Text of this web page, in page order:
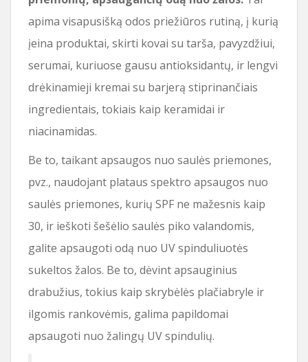
apima visapusišką odos priežiūros rutiną, į kurią
įeina produktai, skirti kovai su tarša, pavyzdžiui,
serumai, kuriuose gausu antioksidantų, ir lengvi
drėkinamieji kremai su barjerą stiprinančiais
ingredientais, tokiais kaip keramidai ir
niacinamidas.
Be to, taikant apsaugos nuo saulės priemones,
pvz., naudojant plataus spektro apsaugos nuo
saulės priemones, kurių SPF ne mažesnis kaip
30, ir ieškoti šešėlio saulės piko valandomis,
galite apsaugoti odą nuo UV spinduliuotės
sukeltos žalos. Be to, dėvint apsauginius
drabužius, tokius kaip skrybėlės plačiabryle ir
ilgomis rankovėmis, galima papildomai
apsaugoti nuo žalingų UV spindulių.